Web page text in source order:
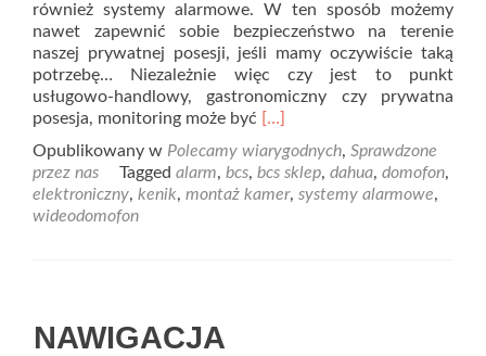
również systemy alarmowe. W ten sposób możemy
nawet zapewnić sobie bezpieczeństwo na terenie
naszej prywatnej posesji, jeśli mamy oczywiście taką
potrzebę… Niezależnie więc czy jest to punkt
usługowo-handlowy, gastronomiczny czy prywatna
posesja, monitoring może być Read
about
Mtronik
–
[…]
Opublikowany w Polecamy wiarygodnych, Sprawdzone
przez nas
Tagged alarm, bcs, bcs sklep, dahua, domofon,
elektroniczny, kenik, montaż kamer, systemy alarmowe,
wideodomofon
NAWIGACJA